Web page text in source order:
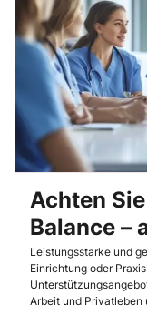
Achten
Balance –
Leistungsstarke und
Einrichtung oder
Arbeit und Privatleben